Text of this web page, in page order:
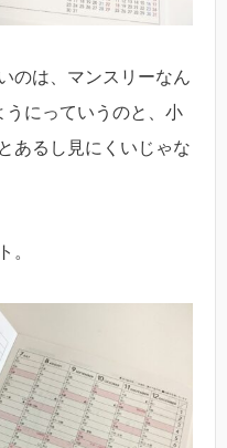
のは、マンスリーなん
にっていうのと、小
あるし見にくいじゃな
。